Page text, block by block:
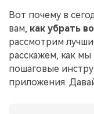
Вот почему в
вам, как убрать
рассмотрим
расскажем, как
пошаговые
приложения.